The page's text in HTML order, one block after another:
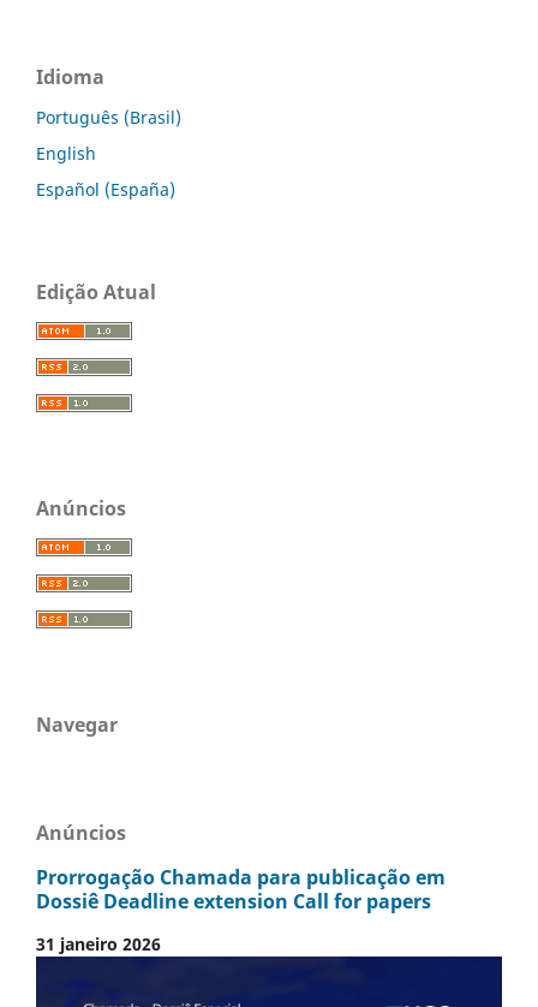
Idioma
Português (Brasil)
English
Español (España)
Edição Atual
Anúncios
Navegar
Anúncios
Prorrogação Chamada para publicação em
Dossiê Deadline extension Call for papers
31 janeiro 2026